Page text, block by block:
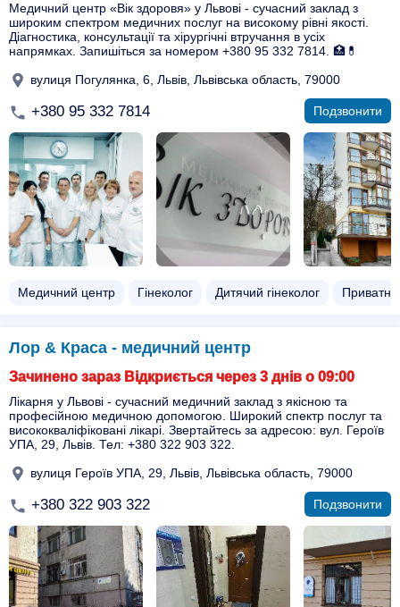
Медичний центр «Вік здоровя» у Львові - сучасний заклад з
широким спектром медичних послуг на високому рівні якості.
Діагностика, консультації та хірургічні втручання в усіх
напрямках. Запишіться за номером +380 95 332 7814. 🏥💊
вулиця Погулянка, 6, Львів, Львівська область, 79000
+380 95 332 7814 Подзвонити
Медичний центр Гінеколог Дитячий гінеколог
Лор & Краса - медичний центр
Зачинено зараз Відкриється через 3 днів о 09:00
Лікарня у Львові - сучасний медичний заклад з якісною та
професійною медичною допомогою. Широкий спектр послуг та
висококваліфіковані лікарі. Звертайтесь за адресою: вул. Героїв
УПА, 29, Львів. Тел: +380 322 903 322.
вулиця Героїв УПА, 29, Львів, Львівська область, 79000
+380 322 903 322 Подзвонити